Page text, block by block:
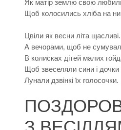
Як матір землю свою
Щоб колосились хліба на
Цвіли як весни літа щасливі.
А вечорами, щоб не
В колисках дітей малих
Щоб звеселяли сини і дочки
Лунали дзвінкі їх голосочки.